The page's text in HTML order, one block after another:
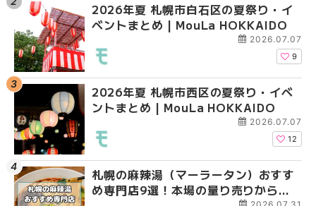
2026年夏 札幌市白石区の夏祭り・イ
ベントまとめ | MouLa HOKKAIDO
2026.07.07
9
2026年夏 札幌市西区の夏祭り・イベ
ントまとめ | MouLa HOKKAIDO
2026.07.07
12
札幌の麻辣湯（マーラータン）おすす
め専門店9選！本場の量り売りから最
2026年夏 札幌市西区
ントまとめ | MouLa
2026年夏 札幌市北区
ントまとめ | MouLa
2026年夏 札幌市手稲
ベントまとめ |
2026年夏 札幌市北区
ントまとめ | MouLa
2026年夏 札幌市白石
ベントまとめ |
2026年夏 札幌市西区
ントまとめ | MouLa